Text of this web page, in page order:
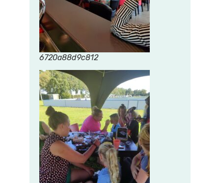
6720a88d9c812